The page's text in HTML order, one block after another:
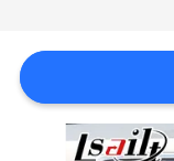
CAS
PLAN